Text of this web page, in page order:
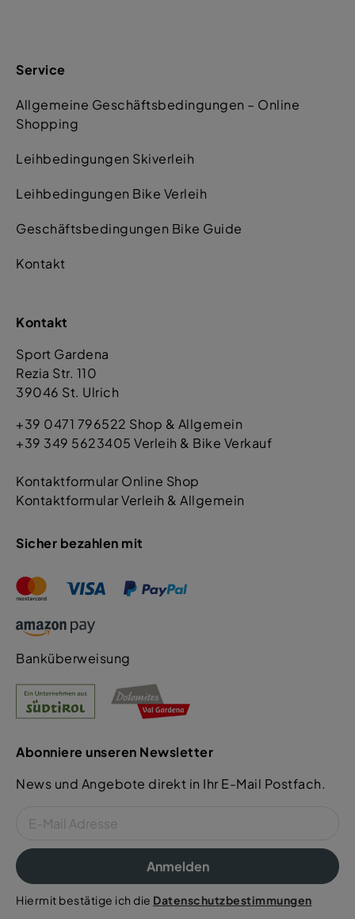
Service
Allgemeine Geschäftsbedingungen – Online
Shopping
Leihbedingungen Skiverleih
Leihbedingungen Bike Verleih
Geschäftsbedingungen Bike Guide
Kontakt
Kontakt
Sport Gardena
Rezia Str. 110
39046 St. Ulrich
+39 0471 796522 Shop & Allgemein
+39 349 5623405 Verleih & Bike Verkauf
Kontaktformular Online Shop
Kontaktformular Verleih & Allgemein
Sicher bezahlen mit
Banküberweisung
Abonniere unseren Newsletter
News und Angebote direkt in Ihr E-Mail Postfach.
Anmelden
Hiermit bestätige ich die Datenschutzbestimmungen